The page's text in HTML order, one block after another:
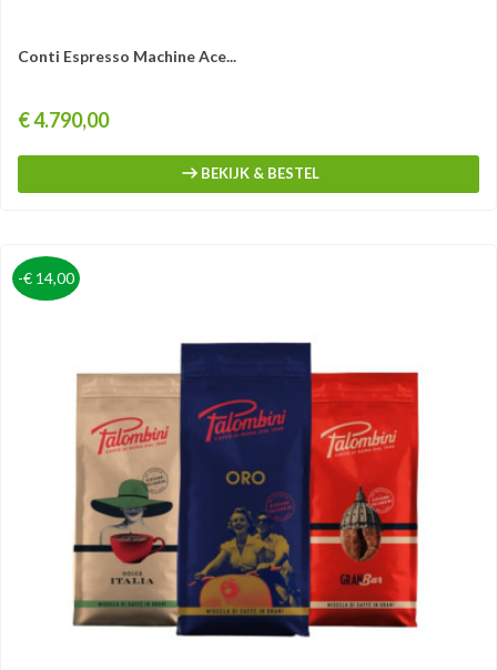
Conti Espresso Machine Ace...
Prijs
€ 4.790,00
BEKIJK & BESTEL
-€ 14,00